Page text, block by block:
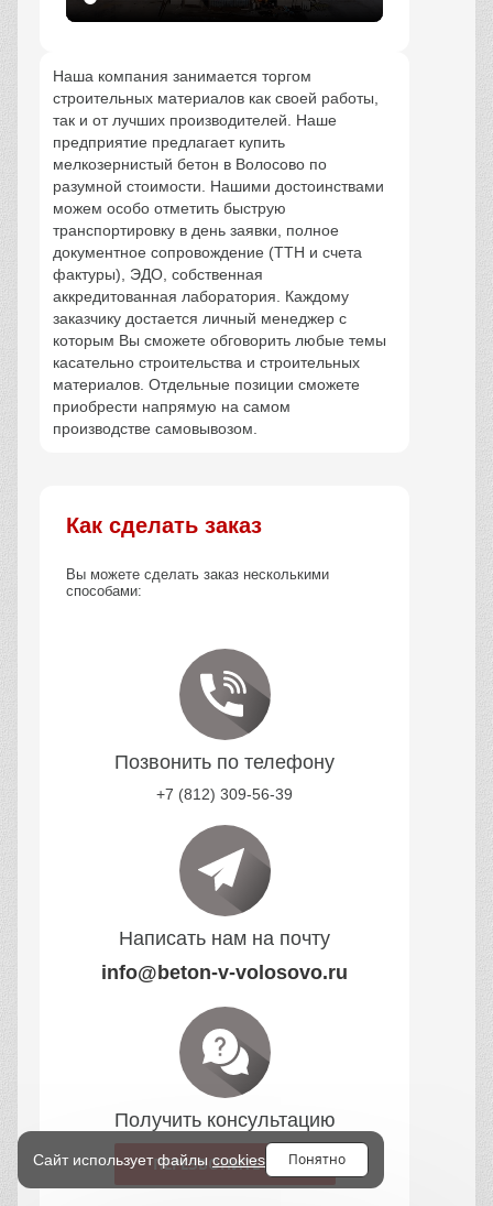
Наша компания занимается торгом
строительных материалов как своей работы,
так и от лучших производителей. Наше
предприятие предлагает купить
мелкозернистый бетон в Волосово по
разумной стоимости. Нашими достоинствами
можем особо отметить быструю
транспортировку в день заявки, полное
документное сопровождение (ТТН и счета
фактуры), ЭДО, собственная
аккредитованная лаборатория. Каждому
заказчику достается личный менеджер с
которым Вы сможете обговорить любые темы
касательно строительства и строительных
материалов. Отдельные позиции сможете
приобрести напрямую на самом
производстве самовывозом.
Как сделать заказ
Вы можете сделать заказ несколькими
способами:
Позвонить по телефону
+7 (812) 309-56-39
Написать нам на почту
info@beton-v-volosovo.ru
Получить консультацию
ПЕРЕЗВОНИТЕ МНЕ
Сайт использует файлыcookies Понятно